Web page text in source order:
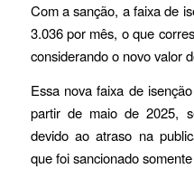
Com a sanção, a faixa de
3.036 por mês, o que
considerando o novo valor
Essa nova faixa de
partir de maio de 2025,
devido ao atraso na
que foi sancionado